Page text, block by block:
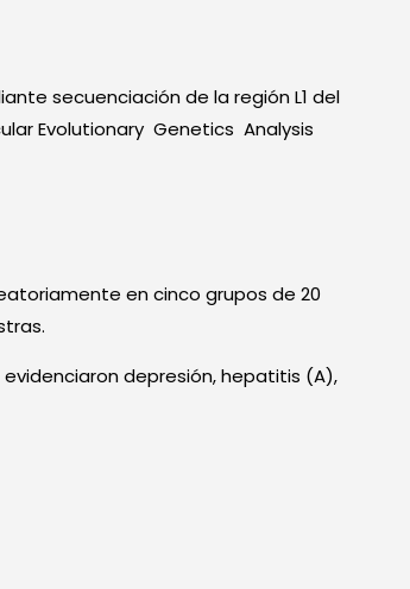
secuenciación de la región L1 del
Evolutionary Genetics Analysis
en cinco grupos de 20
depresión, hepatitis (A),